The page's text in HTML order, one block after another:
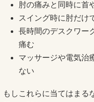
肘の痛みと同時に首
スイング時に肘だけ
長時間のデスクワー
痛む
マッサージや電気治
ない
もしこれらに当てはまる